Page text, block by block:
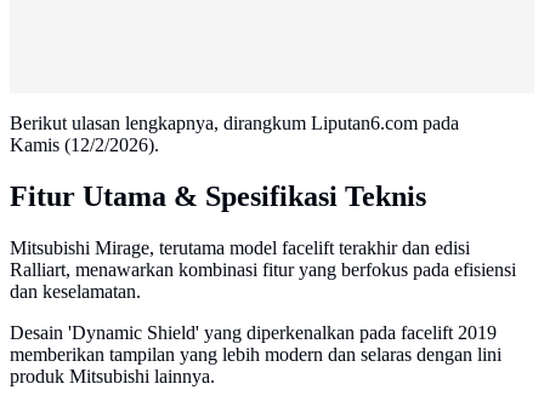
Berikut ulasan lengkapnya, dirangkum Liputan6.com pada
Kamis (12/2/2026).
Fitur Utama & Spesifikasi Teknis
Mitsubishi Mirage, terutama model facelift terakhir dan edisi
Ralliart, menawarkan kombinasi fitur yang berfokus pada efisiensi
dan keselamatan.
Desain 'Dynamic Shield' yang diperkenalkan pada facelift 2019
memberikan tampilan yang lebih modern dan selaras dengan lini
produk Mitsubishi lainnya.